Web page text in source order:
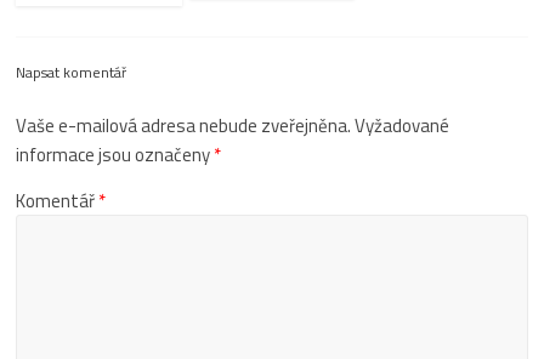
Napsat komentář
Vaše e-mailová adresa nebude zveřejněna.Vyžadované
informace jsou označeny*
Komentář*